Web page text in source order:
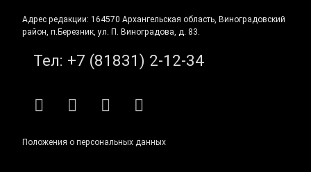
Адрес редакции: 164570 Архангельская область, Виноградовский
район, п.Березник, ул. П. Виноградова, д. 83.
Тел: +7 (81831) 2-12-34
RSS E-mailВКонтакте
Telegram
Положения о персональных данных